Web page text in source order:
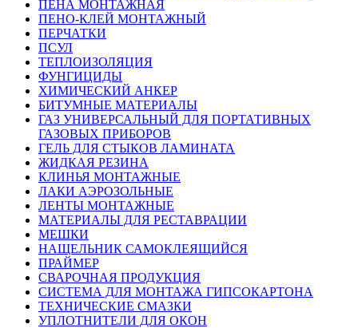
ПЕНА МОНТАЖНАЯ
ПЕНО-КЛЕЙ МОНТАЖНЫЙ
ПЕРЧАТКИ
ПСУЛ
ТЕПЛОИЗОЛЯЦИЯ
ФУНГИЦИДЫ
ХИМИЧЕСКИЙ АНКЕР
БИТУМНЫЕ МАТЕРИАЛЫ
ГАЗ УНИВЕРСАЛЬНЫЙ ДЛЯ ПОРТАТИВНЫХ
ГАЗОВЫХ ПРИБОРОВ
ГЕЛЬ ДЛЯ СТЫКОВ ЛАМИНАТА
ЖИДКАЯ РЕЗИНА
КЛИНЬЯ МОНТАЖНЫЕ
ЛАКИ АЭРОЗОЛЬНЫЕ
ЛЕНТЫ МОНТАЖНЫЕ
МАТЕРИАЛЫ ДЛЯ РЕСТАВРАЦИИ
МЕШКИ
НАЩЕЛЬНИК САМОКЛЕЯЩИЙСЯ
ПРАЙМЕР
СВАРОЧНАЯ ПРОДУКЦИЯ
СИСТЕМА ДЛЯ МОНТАЖА ГИПСОКАРТОНА
ТЕХНИЧЕСКИЕ СМАЗКИ
УПЛОТНИТЕЛИ ДЛЯ ОКОН